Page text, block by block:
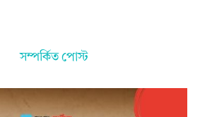
সম্পর্কিত পোস্ট